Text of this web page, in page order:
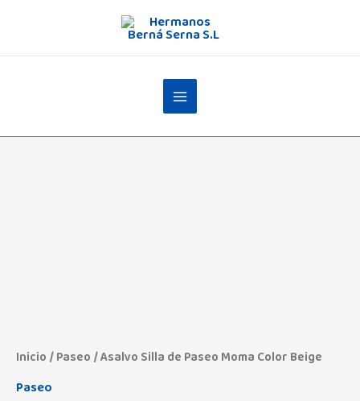
contenido
Inicio /Paseo / Asalvo Silla de Paseo Moma Color Beige
Paseo